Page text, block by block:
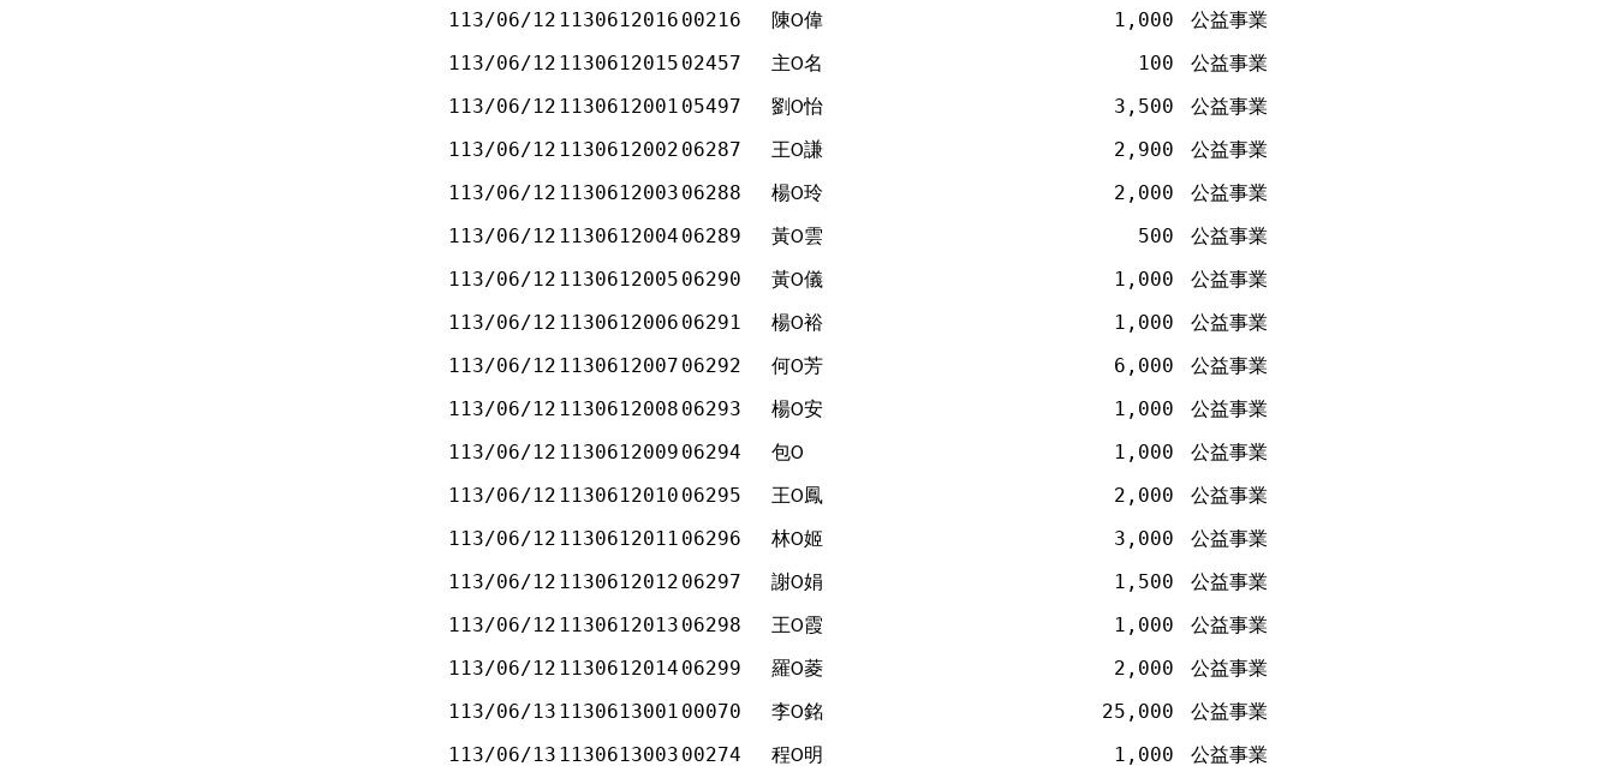
113/06/12 1130612016 00216 陳Ο偉 1,000
公益事業
113/06/12 1130612015 02457 主Ο名 100
公益事業
113/06/12 1130612001 05497 劉Ο怡 3,500
公益事業
113/06/12 1130612002 06287 王Ο謙 2,900
公益事業
113/06/12 1130612003 06288 楊Ο玲 2,000
公益事業
113/06/12 1130612004 06289 黃Ο雲 500
公益事業
113/06/12 1130612005 06290 黃Ο儀 1,000
公益事業
113/06/12 1130612006 06291 楊Ο裕 1,000
公益事業
113/06/12 1130612007 06292 何Ο芳 6,000
公益事業
113/06/12 1130612008 06293 楊Ο安 1,000
公益事業
113/06/12 1130612009 06294 包Ο 1,000
公益事業
113/06/12 1130612010 06295 王Ο鳳 2,000
公益事業
113/06/12 1130612011 06296 林Ο姬 3,000
公益事業
113/06/12 1130612012 06297 謝Ο娟 1,500
公益事業
113/06/12 1130612013 06298 王Ο霞 1,000
公益事業
113/06/12 1130612014 06299 羅Ο菱 2,000
公益事業
113/06/13 1130613001 00070 李Ο銘 25,000
公益事業
113/06/13 1130613003 00274 程Ο明 1,000
公益事業